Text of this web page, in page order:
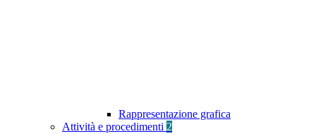
Rappresentazione grafica
Attività e procedimenti 2